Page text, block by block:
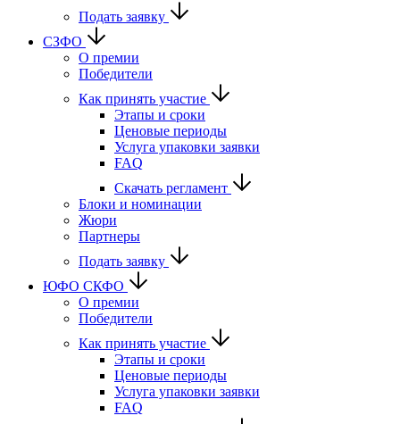
Подать заявку
СЗФО
О премии
Победители
Как принять участие
Этапы и сроки
Ценовые периоды
Услуга упаковки заявки
FAQ
Скачать регламент
Блоки и номинации
Жюри
Партнеры
Подать заявку
ЮФО СКФО
О премии
Победители
Как принять участие
Этапы и сроки
Ценовые периоды
Услуга упаковки заявки
FAQ